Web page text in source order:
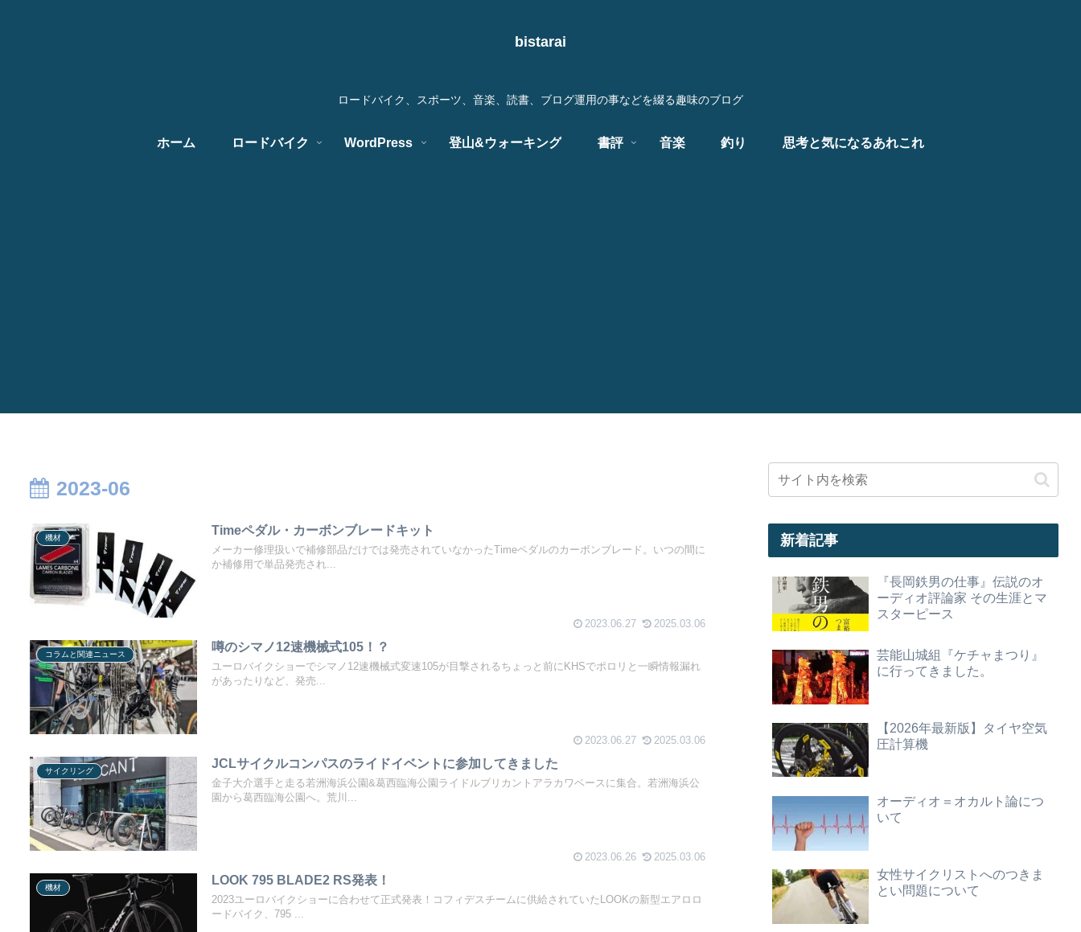
bistarai
ロードバイク、スポーツ、音楽、読書、ブログ運用の事などを綴る趣味のブログ
ホーム ロードバイク WordPress 登山&ウォーキング 書評 音楽 釣り 思考と気になるあれこれ
2023-06
機材
Timeペダル・カーボンブレードキット
メーカー修理扱いで補修部品だけでは発売されていなかったTimeペダルのカーボンブレード。いつの間に
か補修用で単品発売され...
2023.06.27 2025.03.06
コラムと関連ニュース
噂のシマノ12速機械式105！？
ユーロバイクショーでシマノ12速機械式変速105が目撃されるちょっと前にKHSでポロリと一瞬情報漏れ
があったりなど、発売...
2023.06.27 2025.03.06
サイクリング
JCLサイクルコンパスのライドイベントに参加してきました
金子大介選手と走る若洲海浜公園&葛西臨海公園ライドルブリカントアラカワベースに集合。若洲海浜公
園から葛西臨海公園へ。荒川...
2023.06.26 2025.03.06
機材
LOOK 795 BLADE2 RS発表！
2023ユーロバイクショーに合わせて正式発表！コフィデスチームに供給されていたLOOKの新型エアロロ
ードバイク、795 ...
新着記事
『長岡鉄男の仕事』伝説のオ
ーディオ評論家 その生涯とマ
スターピース
芸能山城組『ケチャまつり』
に行ってきました。
【2026年最新版】タイヤ空気
圧計算機
オーディオ＝オカルト論につ
いて
女性サイクリストへのつきま
とい問題について